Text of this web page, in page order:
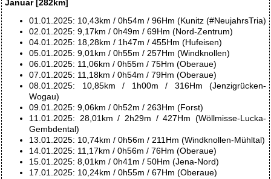
Januar [282km]
01.01.2025: 10,43km / 0h54m / 96Hm (Kunitz (#NeujahrsTria)
02.01.2025: 9,17km / 0h49m / 69Hm (Nord-Zentrum)
04.01.2025: 18,28km / 1h47m / 455Hm (Hufeisen)
05.01.2025: 9,01km / 0h55m / 257Hm (Windknollen)
06.01.2025: 11,06km / 0h55m / 75Hm (Oberaue)
07.01.2025: 11,18km / 0h54m / 79Hm (Oberaue)
08.01.2025: 10,85km / 1h00m / 316Hm (Jenzigrücken-
Wogau)
09.01.2025: 9,06km / 0h52m / 263Hm (Forst)
11.01.2025: 28,01km / 2h29m / 427Hm (Wöllmisse-Lucka-
Gembdental)
13.01.2025: 10,74km / 0h56m / 211Hm (Windknollen-Mühltal)
14.01.2025: 11,17km / 0h56m / 76Hm (Oberaue)
15.01.2025: 8,01km / 0h41m / 50Hm (Jena-Nord)
17.01.2025: 10,24km / 0h55m / 67Hm (Oberaue)